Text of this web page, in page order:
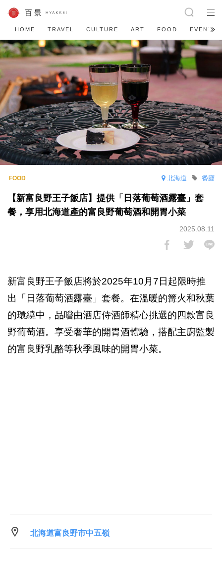
HOME TRAVEL CULTURE ART FOOD EVENT
北海道 餐廳
【新富良野王子飯店】提供「日落葡萄酒露臺」套
餐，享用北海道產的富良野葡萄酒和開胃小菜
2025.08.11
新富良野王子飯店將於2025年10月7日起限時推
出「日落葡萄酒露臺」套餐。在溫暖的篝火和秋葉
的環繞中，品嚐由酒店侍酒師精心挑選的四款富良
野葡萄酒。享受奢華的開胃酒體驗，搭配主廚監製
的富良野乳酪等秋季風味的開胃小菜。
北海道富良野市中五嶺